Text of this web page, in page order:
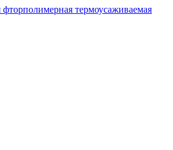
термоусаживаемая